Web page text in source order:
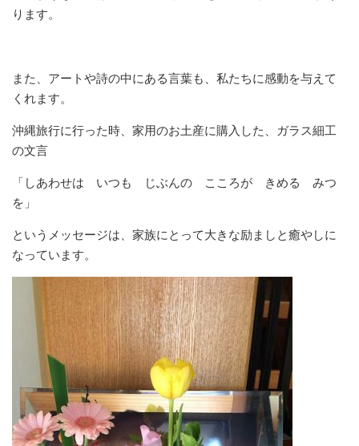
ります。
また、アートや詩の中にある言葉も、私たちに感動を与えて
くれます。
沖縄旅行に行った時、家用のお土産に購入した、ガラス細工
の文言
「しあわせは いつも じぶんの こころが きめる みつ
を」
というメッセージは、家族にとって大きな励ましと癒やしに
なっています。